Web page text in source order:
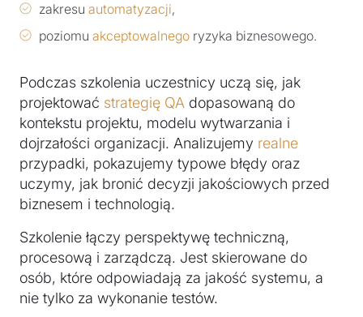
zakresu automatyzacji,
poziomu akceptowalnego ryzyka biznesowego.
Podczas szkolenia uczestnicy uczą się, jak
projektować strategię QA dopasowaną do
kontekstu projektu, modelu wytwarzania i
dojrzałości organizacji. Analizujemy realne
przypadki, pokazujemy typowe błędy oraz
uczymy, jak bronić decyzji jakościowych przed
biznesem i technologią.
Szkolenie łączy perspektywę techniczną,
procesową i zarządczą. Jest skierowane do
osób, które odpowiadają za jakość systemu, a
nie tylko za wykonanie testów.